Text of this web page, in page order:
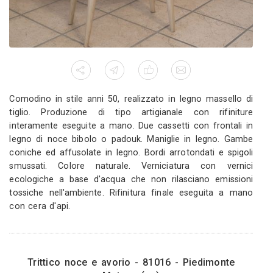
ammortizzato
ecologiche a base
tossiche
interamente a mano a
- Piedimonte
0
Comodino
81016 -